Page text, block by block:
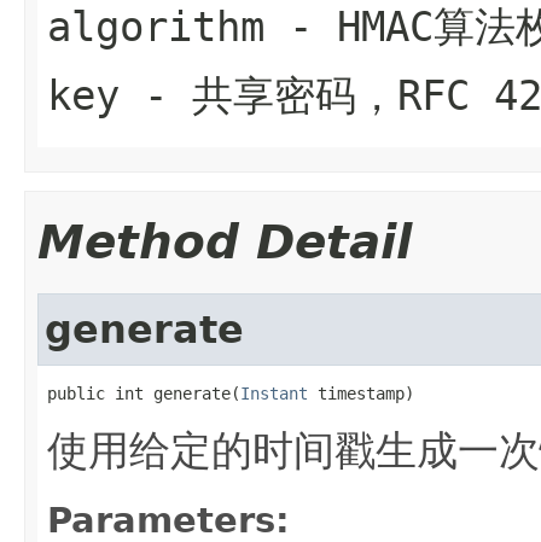
algorithm - HMAC算法
key - 共享密码，RFC
Method Detail
generate
public int generate(Instant timestamp)
使用给定的时间戳生成一
Parameters: